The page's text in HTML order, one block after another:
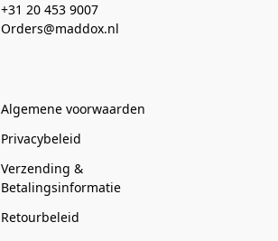
+31 20 453 9007
Orders@maddox.nl
Algemene voorwaarden
Privacybeleid
Verzending &
Betalingsinformatie
Retourbeleid